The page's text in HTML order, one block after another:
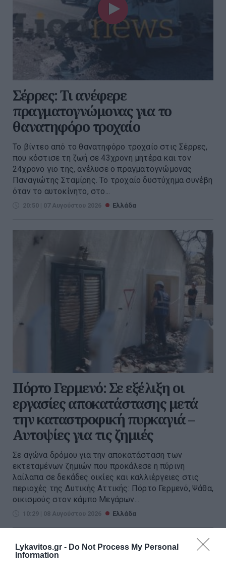
Lykavitos.gr - Do Not Process My Personal
Information
Σέρρες: Τι ανέφερε
πραγματογνώμονας για το
θανατηφόρο τροχαίο
Το βίντεο από το θανατηφόρο τροχαίο στις Σέρρες,
που κόστισε τη ζωή σε 43χρονη μητέρα και τον
24χρονο γιο της, ανέλυσε ο πραγματογνώμονας
Παναγιώτης Σταμίρης. Το τροχαίο δυστύχημα συνέβη
όταν το αυτοκίνητο, στο...
20:50 | 07 Αυγούστου 2026 Ελλάδα
Πόρτο Γερμενό: Σε εξέλιξη οι
εργασίες αποκατάστασης μετά
την καταστροφική πυρκαγιά –
Αυτοψίες για τις ζημιές
Σε αγώνα δρόμου για την αποκατάσταση των
εκτεταμένων ζημιών που προκάλεσε η πύρινη
λαίλαπα σε δεκάδες οικίες και καλλιέργειες στις
περιοχές της Δυτικής Αττικής: Πόρτο Γερμενό, Ψάθα,
οικισμούς στον κάμπο Μεγάρων...
10:29 | 08 Αυγούστου 2026 Ελλάδα